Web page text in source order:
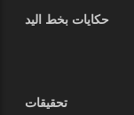
حكايات بخط اليد
تحقيقات